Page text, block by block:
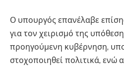
Ο υπουργός επανέλαβε
για τον χειρισμό της
προηγούμενη κυβέρνηση,
στοχοποιηθεί πολιτικά, ενώ